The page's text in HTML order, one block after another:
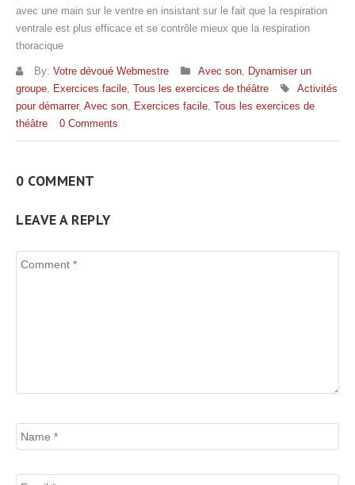
avec une main sur le ventre en insistant sur le fait que la respiration
ventrale est plus efficace et se contrôle mieux que la respiration
thoracique
By: Votre dévoué Webmestre Avec son, Dynamiser un
groupe, Exercices facile, Tous les exercices de théâtre
Activités
pour démarrer, Avec son, Exercices facile, Tous les exercices de
théâtre
0 Comments
0 COMMENT
LEAVE A REPLY